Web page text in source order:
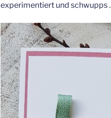
experimentiert und schwupps